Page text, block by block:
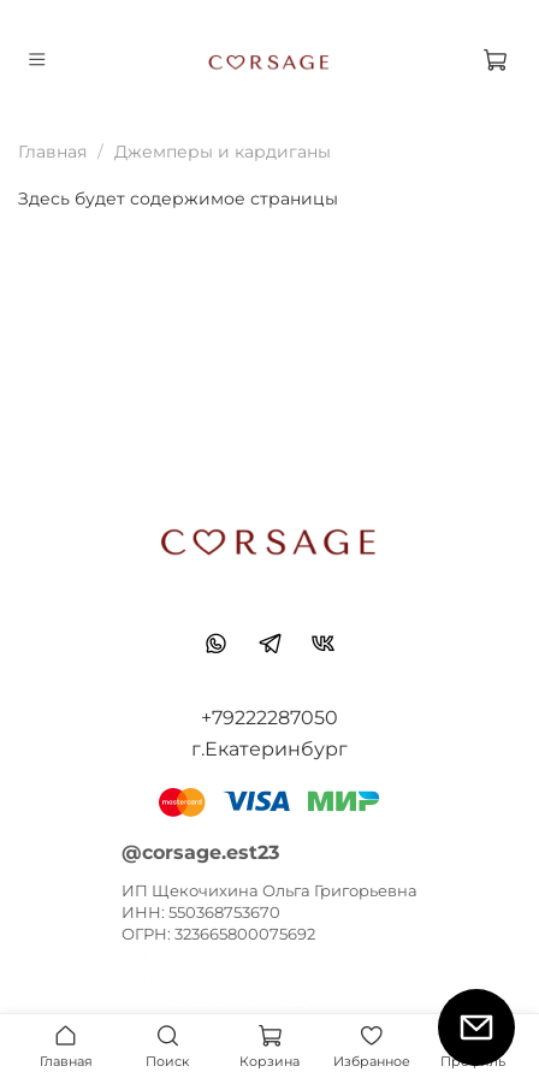
Главная Джемперы и кардиганы
Здесь будет содержимое страницы
+79222287050
г.Екатеринбург
@corsage.est23
ИП Щекочихина Ольга Григорьевна
ИНН: 550368753670
ОГРН: 323665800075692
Главная Поиск Корзина Избранное Профиль